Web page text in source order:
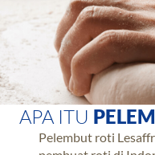
APA ITU
Pelembut roti